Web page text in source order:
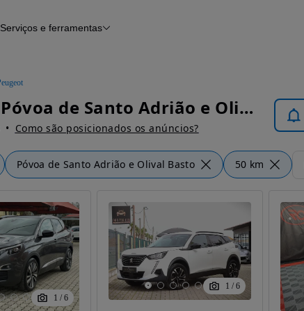
Histórico do veículo
Serviços e ferramentas
Peugeot Póvoa de Santo Adrião e Olival Basto - Carros
Como são posicionados os anúncios?
Póvoa de Santo Adrião e Olival Basto 50 km
1 / 6
1 / 6